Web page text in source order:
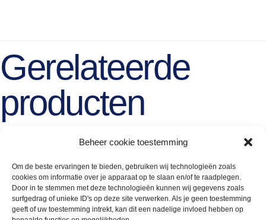
Beheer cookie toestemming
Om de beste ervaringen te bieden, gebruiken wij technologieën zoals
cookies om informatie over je apparaat op te slaan en/of te raadplegen.
Door in te stemmen met deze technologieën kunnen wij gegevens zoals
surfgedrag of unieke ID's op deze site verwerken. Als je geen toestemming
geeft of uw toestemming intrekt, kan dit een nadelige invloed hebben op
Gerelateerde
producten